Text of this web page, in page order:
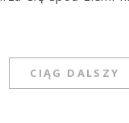
CIĄG DALSZY